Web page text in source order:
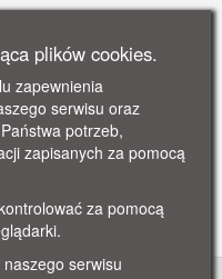
plików cookies.
zapewnienia
serwisu oraz
potrzeb,
zapisanych za pomocą
za pomocą
serwisu